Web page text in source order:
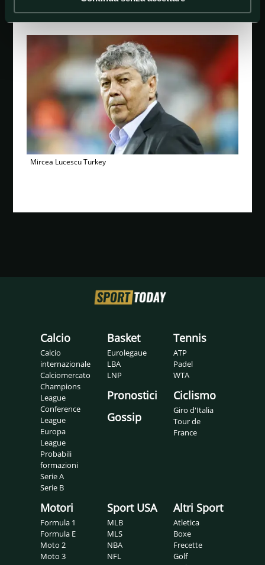
#Ucraina
Mircea Lucescu Turkey
Calcio
Calcio
internazionale
Calciomercato
Champions
League
Conference
League
Europa
League
Probabili
formazioni
Serie A
Serie B
Basket
Eurolegaue
LBA
LNP
Pronostici
Gossip
Tennis
ATP
Padel
WTA
Ciclismo
Giro d'Italia
Tour de
France
Motori
Formula 1
Formula E
Moto 2
Moto 3
Sport USA
MLB
MLS
NBA
NFL
Altri Sport
Atletica
Boxe
Frecette
Golf